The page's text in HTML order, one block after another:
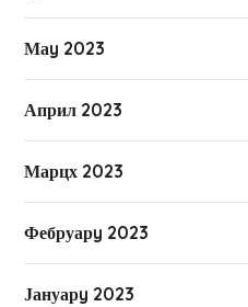
Маy 2023
Април 2023
Марцх 2023
Фебруарy 2023
Јануарy 2023